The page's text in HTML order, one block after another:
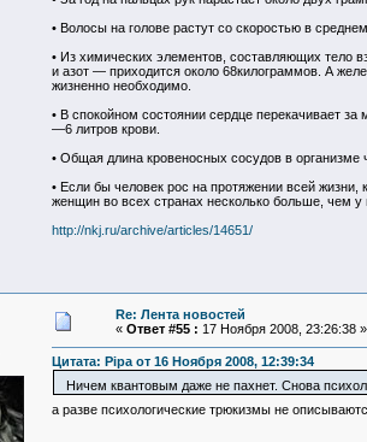
• Волосы на голове растут со скоростью в
• Из химических элементов, составляющих тело
и азот — приходится около 68килограммов. А
жизненно необходимо.
• В спокойном состоянии сердце перекачивает
—6 литров крови.
• Общая длина кровеносных сосудов в
• Если бы человек рос на протяжении всей
женщин во всех странах несколько больше, чем
http://nkj.ru/archive/articles/14651/
Re: Лента новостей
« Ответ #55 : 17 Ноября 2008, 23:26:38 »
Цитата: Pipa от 16 Ноября 2008, 12:39:34
Ничем квантовым даже не пахнет. Снова
а разве психологические трюкизмы не